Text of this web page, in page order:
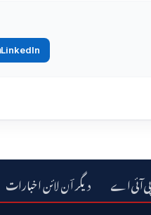
LinkedIn
دیگر اؔن لائن اخبارات